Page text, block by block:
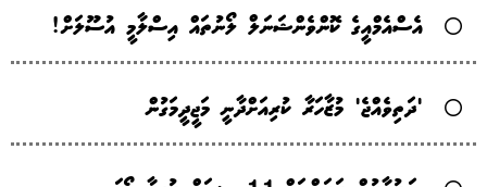
އެސްއެމްއީގެ ކޮންވެންޝަނަލް ލޯނުތައް އިސްލާމީ އުސޫލަށް!
'ދަތިވެއްޖެ' މުޒާހަރާ ކުރިއަށްދާނީ މަޖީދީމަގުން